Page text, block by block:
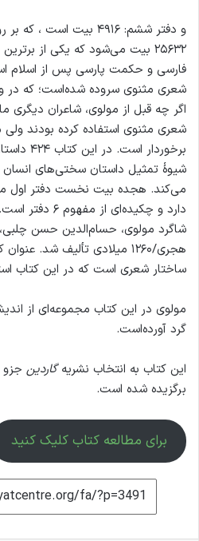
و دفتر ششم: ۴۹۱۶ بیت
۲۵۶۳۲ بیت می‌شود که یکی از
فارسی و حکمت پارسی پس از اسلام
شعری مثنوی سروده شده‌است؛ که در
اگر چه قبل از مولوی، شاعران دیگری
شعری مثنوی استفاده کرده بودند
برخوردار
شیوهٔ تمثیل داستان سختی‌های انسان
می‌کند. هجده بیت نخست دفتر اول
دارد و چکیده‌ای
هجری/۱۲۶۰ میلادی تألیف شد.
ساختار شعری است که در این کتاب
مولوی در این کتاب مجموعه‌ای از
گرد آورده‌است.
این کتاب به انتخاب نشریهگاردین
برگزیده شده است.
برای مطالعه کتاب کلیک کنید